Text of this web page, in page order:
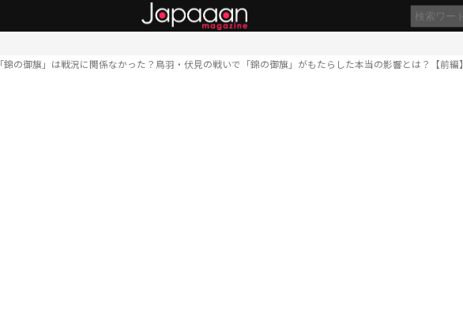
「錦の御旗」は戦況に関係なかった？鳥羽・伏見の戦いで「錦の御旗」がもたらした本当の影響とは？【前編】